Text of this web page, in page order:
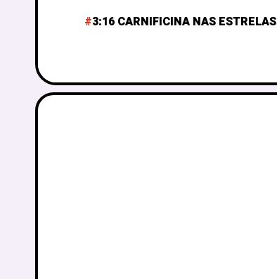
3:16 CARNIFICINA NAS ESTRELAS